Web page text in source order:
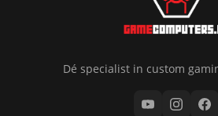
Dé specialist in custom